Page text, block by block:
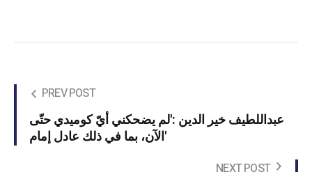
PREV POST
عبداللطيف خير الدين :'لم يضحكني أيّ كوميدي حتّى
الآن، بما في ذلك عادل إمام'